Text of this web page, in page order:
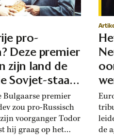
pro-
Deze premier
zijn land de
Sovjet-staat
Bulgaarse premier
zou pro-Russisch
voorganger Todor
hij graag op het
de